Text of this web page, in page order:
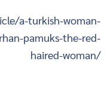
a-turkish-woman-
pamuks-the-red-
haired-woman/